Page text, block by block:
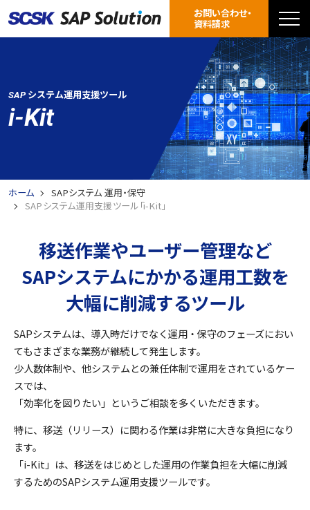
お問い合わせ・
資料請求
SAPシステム運用支援ツール
i-Kit
ホーム
SAPシステム 運用・保守
SAPシステム運用支援ツール「i-Kit」
移送作業やユーザー管理など
SAPシステムにかかる運用工数を
大幅に削減するツール
SAPシステムは、導入時だけでなく運用・保守のフェーズにおい
てもさまざまな業務が継続して発生します。
少人数体制や、他システムとの兼任体制で運用をされているケー
スでは、
「効率化を図りたい」というご相談を多くいただきます。
特に、移送（リリース）に関わる作業は非常に大きな負担になり
ます。
「i-Kit」は、移送をはじめとした運用の作業負担を大幅に削減
するためのSAPシステム運用支援ツールです。